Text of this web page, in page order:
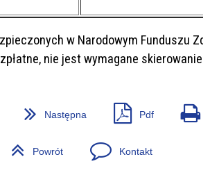
w Narodowym Funduszu
nie jest wymagane skierowanie
Następna Pdf
Powrót Kontakt